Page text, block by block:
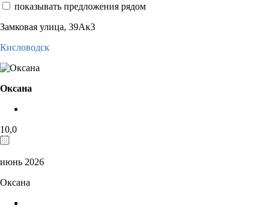
показывать предложения рядом
Замковая улица, 39Ак3
Кисловодск
Оксана
10,0
июнь 2026
Оксана